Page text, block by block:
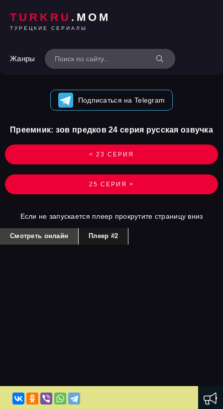
TURKRU .MOM
ТУРЕЦКИЕ СЕРИАЛЫ
Жанры
Подписаться на Telegram
< 23 СЕРИЯ
Преемник: зов предков 24 серия русская озвучка
25 СЕРИЯ >
Если не запускается плеер прокрутите страницу вниз
Смотреть онлайн Плеер #2